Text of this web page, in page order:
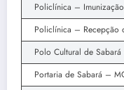
Policlínica –
Policlínica – Recepção
Polo Cultural de
Portaria de Sabará –